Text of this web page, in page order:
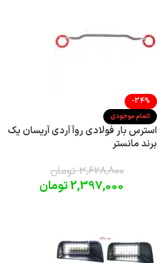
-34%
اتمام موجودی
استرس بار فولادی روآ آردی آریسان یک
برند مانستر
3,628,800 تومان
2,397,000تومان